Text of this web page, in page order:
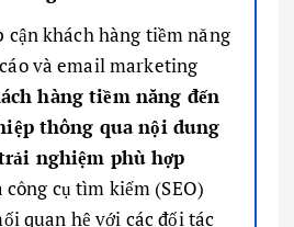
cận khách hàng tiềm năng
và email marketing
hàng tiềm năng đến
thông qua nội dung
nghiệm phù hợp
công cụ tìm kiếm (SEO)
quan hệ với các đối tác